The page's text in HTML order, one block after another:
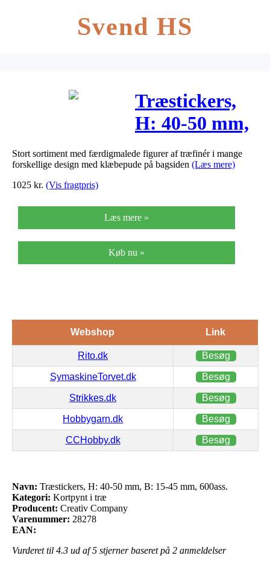
Svend HS
Træstickers,
H: 40-50 mm,
B: 15-45 mm,
600ass.
Stort sortiment med færdigmalede figurer af træfinér i mange
forskellige design med klæbepude på bagsiden (Læs mere)
1025 kr. (Vis fragtpris)
Læs mere »
Køb nu »
Webshop Link
Rito.dk Besøg
SymaskineTorvet.dk Besøg
Strikkes.dk Besøg
Hobbygarn.dk Besøg
CCHobby.dk Besøg
Navn: Træstickers, H: 40-50 mm, B: 15-45 mm, 600ass.
Kategori: Kortpynt i træ
Producent: Creativ Company
Varenummer: 28278
EAN:
Vurderet til 4.3 ud af 5 stjerner baseret på 2 anmeldelser